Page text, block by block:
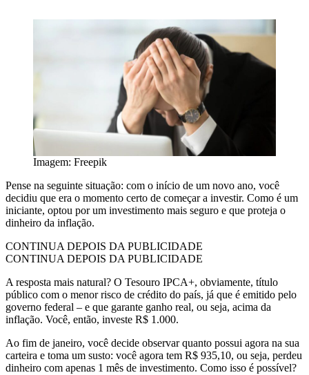
Imagem: Freepik
Pense na seguinte situação: com o início de um novo ano, você
decidiu que era o momento certo de começar a investir. Como é um
iniciante, optou por um investimento mais seguro e que proteja o
dinheiro da inflação.
CONTINUA DEPOIS DA PUBLICIDADE
CONTINUA DEPOIS DA PUBLICIDADE
A resposta mais natural? O Tesouro IPCA+, obviamente, título
público com o menor risco de crédito do país, já que é emitido pelo
governo federal – e que garante ganho real, ou seja, acima da
inflação. Você, então, investe R$ 1.000.
Ao fim de janeiro, você decide observar quanto possui agora na sua
carteira e toma um susto: você agora tem R$ 935,10, ou seja, perdeu
dinheiro com apenas 1 mês de investimento. Como isso é possível?